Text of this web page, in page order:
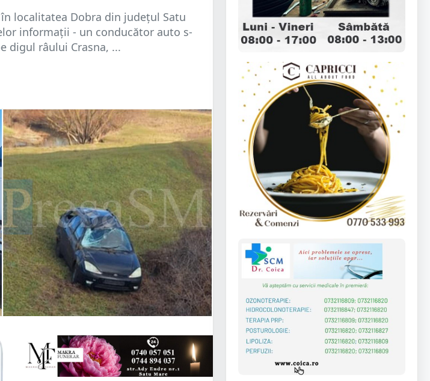
localitatea Dobra din județul Satu
informații - un conducător auto s-
digul râului Crasna, ...